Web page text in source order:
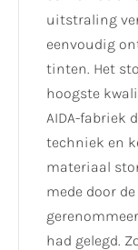
uitstraling
eenvoudig
tinten. Het
hoogste
AIDA-fabriek
techniek en
materiaal
mede door
had gelegd.